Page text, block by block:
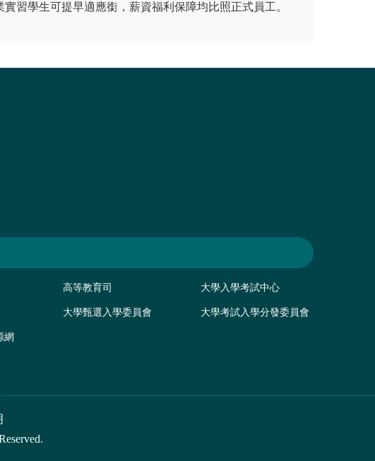
實習學生可提早適應銜，薪資福利保障均比照正式員工。
高等教育司 大學入學考試中心
大學甄選入學委員會 大學考試入學分發委員會
網